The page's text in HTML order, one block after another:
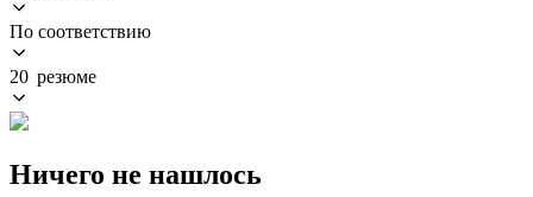
По соответствию
20 резюме
Ничего не нашлось